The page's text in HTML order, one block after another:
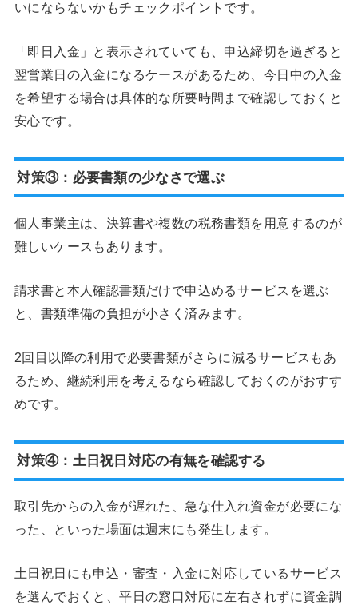
いにならないかもチェックポイントです。
「即日入金」と表示されていても、申込締切を過ぎると
翌営業日の入金になるケースがあるため、今日中の入金
を希望する場合は具体的な所要時間まで確認しておくと
安心です。
対策③：必要書類の少なさで選ぶ
個人事業主は、決算書や複数の税務書類を用意するのが
難しいケースもあります。
請求書と本人確認書類だけで申込めるサービスを選ぶ
と、書類準備の負担が小さく済みます。
2回目以降の利用で必要書類がさらに減るサービスもあ
るため、継続利用を考えるなら確認しておくのがおすす
めです。
対策④：土日祝日対応の有無を確認する
取引先からの入金が遅れた、急な仕入れ資金が必要にな
った、といった場面は週末にも発生します。
土日祝日にも申込・審査・入金に対応しているサービス
を選んでおくと、平日の窓口対応に左右されずに資金調